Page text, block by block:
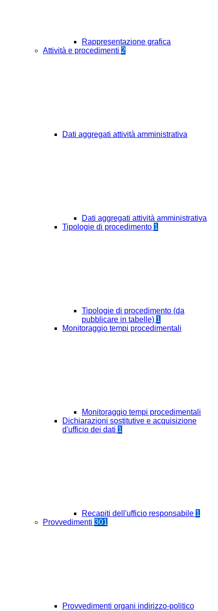
Rappresentazione grafica
Attività e procedimenti 2
Dati aggregati attività amministrativa
Dati aggregati attività amministrativa
Tipologie di procedimento 1
Tipologie di procedimento (da
pubblicare in tabelle) 1
Monitoraggio tempi procedimentali
Monitoraggio tempi procedimentali
Dichiarazioni sostitutive e acquisizione
d'ufficio dei dati 1
Recapiti dell'ufficio responsabile 1
Provvedimenti 301
Provvedimenti organi indirizzo-politico